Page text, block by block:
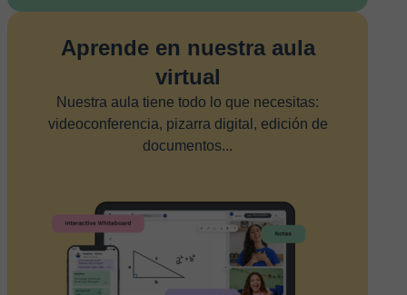
Aprende en nuestra aula
virtual
Nuestra aula tiene todo lo que necesitas:
videoconferencia, pizarra digital, edición de
documentos...